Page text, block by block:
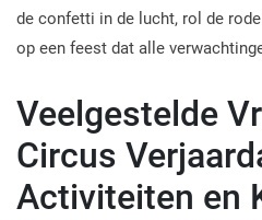
de confetti in de lucht, rol de
op een feest dat alle
Veelgestelde
Circus
Activiteiten en